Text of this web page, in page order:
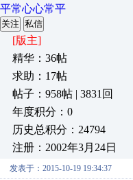
平常心心常平
关注 私信
[版主]
精华：36帖
求助：17帖
帖子：958帖 | 3831回
年度积分：0
历史总积分：24794
注册：2002年3月24日
发表于：2015-10-19 19:34:37